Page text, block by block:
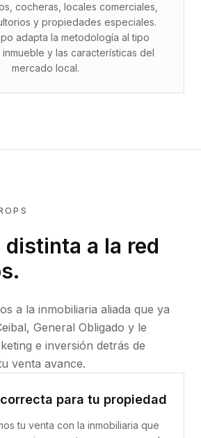
cocheras, locales comerciales,
y propiedades especiales.
adapta la metodología al tipo
y las características del
mercado local.
distinta a la red
a la inmobiliaria aliada que ya
General Obligado y le
e inversión detrás de
venta avance.
para tu propiedad
tu venta con la inmobiliaria que